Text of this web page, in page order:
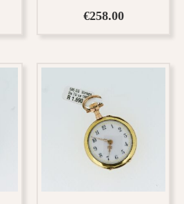
€258.00